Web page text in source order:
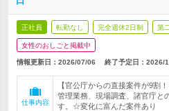
正社員 転勤なし 完全週休2日制 第
女性のおしごと掲載中
情報更新日：2026/07/06 終了予定日： 2026/
仕事内容
【官公庁からの直接案件が9割
管理業務、現場調査、諸官庁と
す。☆変化に富んだ案件あり